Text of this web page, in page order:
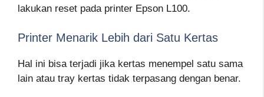
lakukan reset pada printer Epson L100.
Printer Menarik Lebih dari Satu Kertas
Hal ini bisa terjadi jika kertas menempel satu sama
lain atau tray kertas tidak terpasang dengan benar.